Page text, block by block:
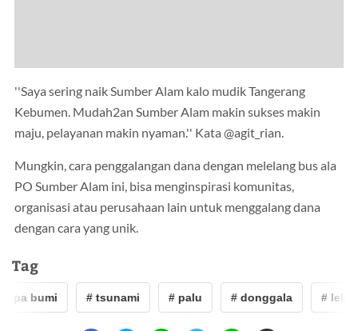
''Saya sering naik Sumber Alam kalo mudik Tangerang
Kebumen. Mudah2an Sumber Alam makin sukses makin
maju, pelayanan makin nyaman.'' Kata @agit_rian.
Mungkin, cara penggalangan dana dengan melelang bus ala
PO Sumber Alam ini, bisa menginspirasi komunitas,
organisasi atau perusahaan lain untuk menggalang dana
dengan cara yang unik.
Tag
bumi # tsunami # palu # donggala #